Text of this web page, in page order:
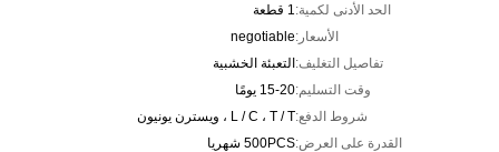
الحد الأدنى لكمية:1 قطعة
الأسعار:negotiable
تفاصيل التغليف:التعبئة الخشبية
وقت التسليم:15-20 يومًا
شروط الدفع:L / C ، T / T ، ويسترن يونيون
القدرة على العرض:500PCS شهريا